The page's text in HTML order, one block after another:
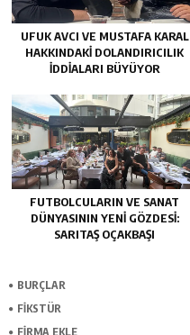
UFUK AVCI VE MUSTAFA KARAL
HAKKINDAKI DOLANDIRICILIK
İDDIALARI BÜYÜYOR
FUTBOLCULARIN VE SANAT
DÜNYASININ YENI GÖZDESI:
SARITAŞ OÇAKBAŞI
BURÇLAR
FİKSTÜR
FİRMA EKLE